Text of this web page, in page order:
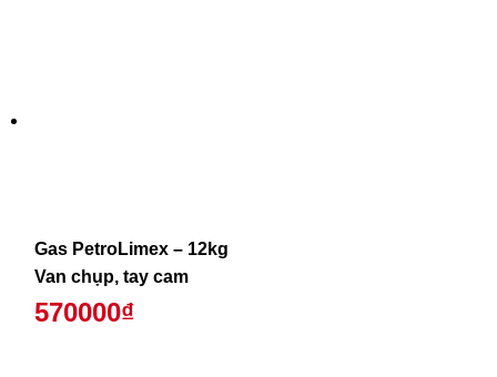
Gas PetroLimex – 12kg
Van chụp, tay cam
570000₫